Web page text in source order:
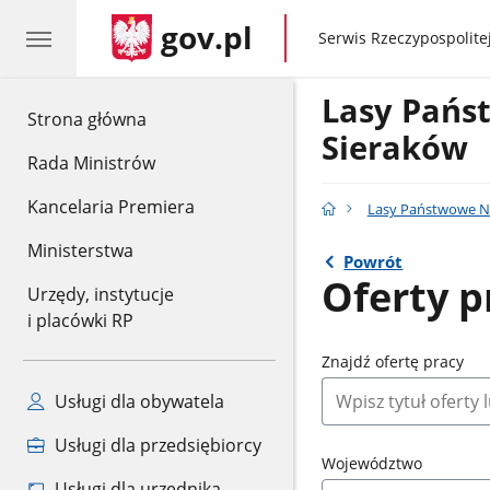
Strona główna
Rada Ministrów
Kancelaria Premiera
Ministerstwa
Urzędy, instytucje
i placówki RP
Usługi dla obywatela
Usługi dla przedsiębiorcy
gov.pl gov.pl
Serwis
Lasy
Sieraków
Lasy Państwowe
Powrót
Oferty
Znajdź ofertę pracy
Województwo